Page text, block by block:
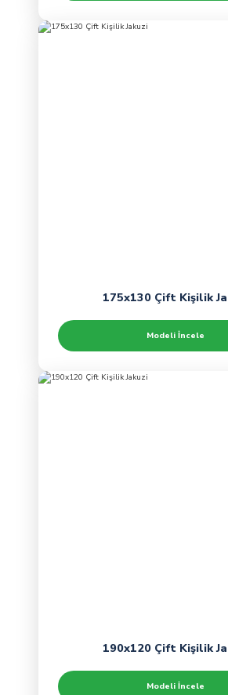
175x130 Çift Kişilik
Modeli İncele
190x120 Çift Kişilik
Modeli İncele